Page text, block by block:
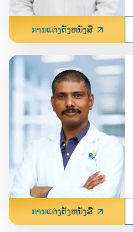
ການແຕ່ງຕັ້ງຫນັງສື
ການແຕ່ງຕັ້ງຫນັງສື